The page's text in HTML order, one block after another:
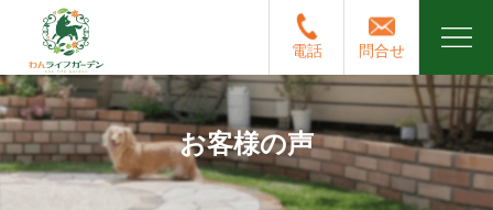
電話 問合せ
お客様の声